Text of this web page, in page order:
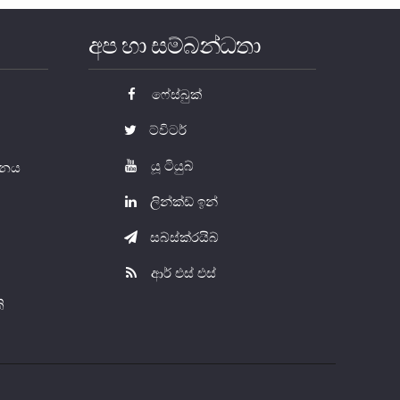
අප හා සම්බන්ධතා
ෆේස්බුක්
ට්විටර්
යූ ටියුබ්
ලින්ක්ඩ් ඉන්
සබ්ස්ක්රයිබ්
ආර් එස් එස්